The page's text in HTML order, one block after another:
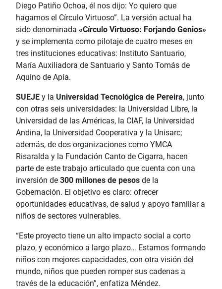
Diego Patiño Ochoa, él nos dijo: Yo quiero que
hagamos el Círculo Virtuoso”. La versión actual ha
sido denominada «Círculo Virtuoso: Forjando Genios»
y se implementa como pilotaje de cuatro meses en
tres instituciones educativas: Instituto Santuario,
María Auxiliadora de Santuario y Santo Tomás de
Aquino de Apía.
SUEJE y la Universidad Tecnológica de Pereira, junto
con otras seis universidades: la Universidad Libre, la
Universidad de las Américas, la CIAF, la Universidad
Andina, la Universidad Cooperativa y la Unisarc;
además, de dos organizaciones como YMCA
Risaralda y la Fundación Canto de Cigarra, hacen
parte de este trabajo articulado que cuenta con una
inversión de 300 millones de pesos de la
Gobernación. El objetivo es claro: ofrecer
oportunidades educativas, de salud y apoyo familiar a
niños de sectores vulnerables.
“Este proyecto tiene un alto impacto social a corto
plazo, y económico a largo plazo… Estamos formando
niños con mejores capacidades, con otra visión del
mundo, niños que pueden romper sus cadenas a
través de la educación”, enfatiza Méndez.